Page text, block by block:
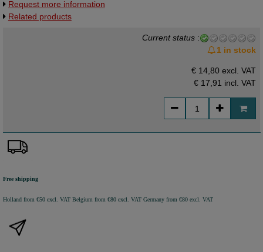
Request more information
Related products
Current status :
1 in stock
€ 14,80 excl. VAT
€ 17,91 incl. VAT
Free shipping
Holland from €50 excl. VATBelgium from €80 excl. VATGermany from €80 excl. VAT